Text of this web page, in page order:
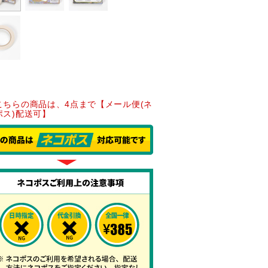
らの商品は、4点まで【メール便(ネ
ス)配送可】